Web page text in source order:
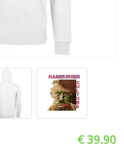
€ 39.90